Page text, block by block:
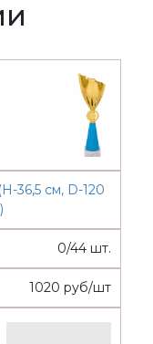
36,5 см, D-120
0/44 шт.
1020 руб/шт